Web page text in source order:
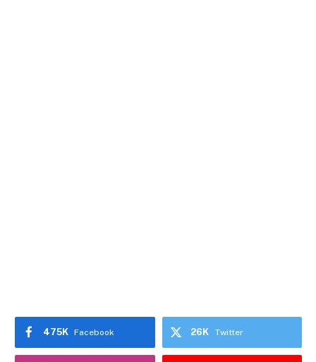
Facebook
475K Twitter
26K